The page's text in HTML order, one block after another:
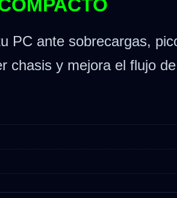
PC ante sobrecargas,
chasis y mejora el flujo